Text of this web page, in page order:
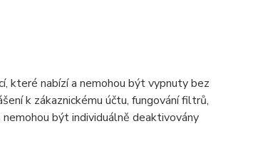
které nabízí a nemohou být vypnuty bez
k zákaznickému účtu, fungování filtrů,
být individuálně deaktivovány